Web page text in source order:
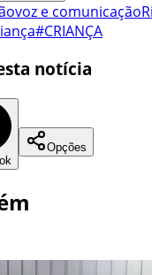
voz e comunicação
#CRIANÇA
notícia
Opções